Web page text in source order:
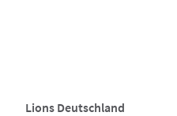
Lions Deutschland